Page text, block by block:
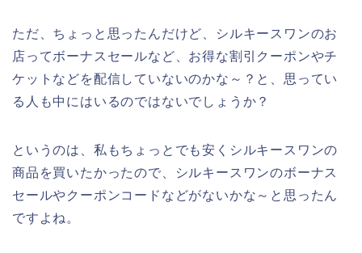
ただ、ちょっと思ったんだけど、シルキースワンのお
店ってボーナスセールなど、お得な割引クーポンやチ
ケットなどを配信していないのかな～？と、思ってい
る人も中にはいるのではないでしょうか？
というのは、私もちょっとでも安くシルキースワンの
商品を買いたかったので、シルキースワンのボーナス
セールやクーポンコードなどがないかな～と思ったん
ですよね。